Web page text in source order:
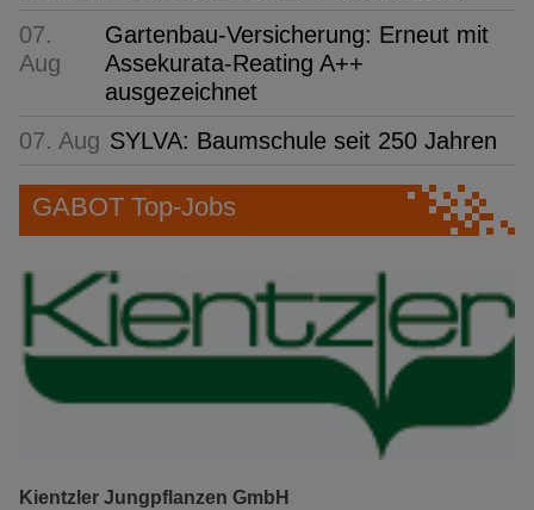
07.
Aug
Gartenbau-Versicherung: Erneut mit
Assekurata-Reating A++
ausgezeichnet
07. Aug SYLVA: Baumschule seit 250 Jahren
GABOT Top-Jobs
Kientzler Jungpflanzen GmbH